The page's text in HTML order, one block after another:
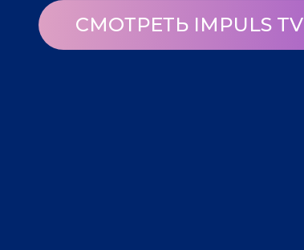
СМОТРЕТЬ IMPULS TV